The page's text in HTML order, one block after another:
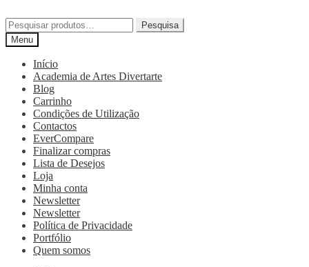
Pesquisa
Menu
Início
Academia de Artes Divertarte
Blog
Carrinho
Condições de Utilização
Contactos
EverCompare
Finalizar compras
Lista de Desejos
Loja
Minha conta
Newsletter
Newsletter
Política de Privacidade
Portfólio
Quem somos